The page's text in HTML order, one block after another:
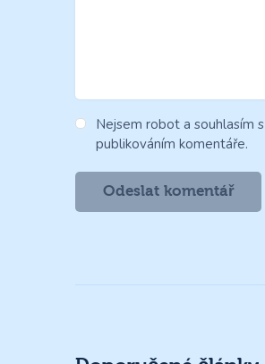
Nejsem robot a souhlasím s
publikováním komentáře.